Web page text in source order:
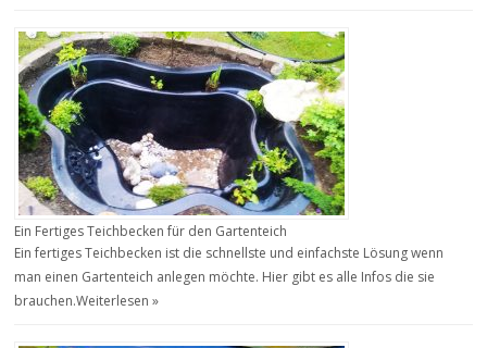
Ein Fertiges Teichbecken für den Gartenteich
Ein fertiges Teichbecken ist die schnellste und einfachste Lösung wenn
man einen Gartenteich anlegen möchte. Hier gibt es alle Infos die sie
brauchen.Weiterlesen »